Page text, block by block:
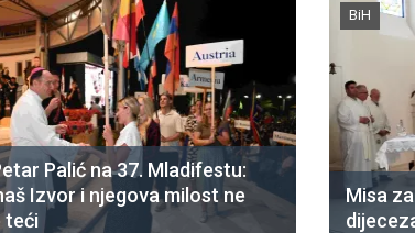
Palić na 37. Mladifestu:
Izvor i njegova milost ne
teći
BiH
Misa